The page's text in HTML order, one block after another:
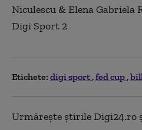
Niculescu & Elena Gabriela
Digi Sport 2
Etichete: digi sport fed cup
Urmărește știrile Digi24.ro